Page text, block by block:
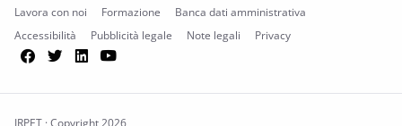
Lavora con noi
Formazione
Banca dati amministrativa
Accessibilità
Pubblicità legale Note legali Privacy
Facebook
TwitterLinkedIn
IRPET · Copyright 2026